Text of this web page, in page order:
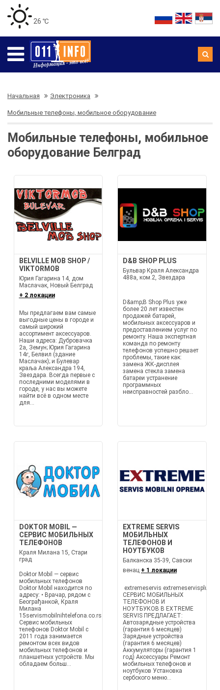
26 ℃
Начальная Электроника
Мобильные телефоны, мобильное оборудование
Мобильные телефоны, мобильное
оборудование Белград
BELVILLE MOB SHOP /
VIKTORMOB
Юрия Гагарина 14, дом
Маслачак, Новый Белград
+ 2 локации
Мы предлагаем вам самые
выгодные цены в городе и
самый широкий
ассортимент аксессуаров.
Наши адреса: Дубровачка
2а, Земун; Юрия Гагарина
14г, Белвил (здание
Маслачак); и Булевар
краља Александра 194,
Звездара. Всегда первые с
последними моделями в
городе, у нас вы можете
найти всё в одном месте
для...
D&B SHOP PLUS
Бульвар Краля Александра
488а, ком.2, Звездара
D&amp;B Shop Plus уже
более 20 лет известен
продажей батарей,
мобильных аксессуаров и
предоставлением услуг по
ремонту. Наша экспертная
команда по ремонту
телефонов успешно решает
проблемы, такие как:
замена ЖК-дисплея
замена стекла замена
батареи устранение
программных
неисправностей разбло...
DOKTOR MOBIL —
СЕРВИС МОБИЛЬНЫХ
ТЕЛЕФОНОВ
Краля Милана 15, Стари
град
Doktor Mobil — сервис
мобильных телефонов
Doktor Mobil находится по
адресу: • Врачар, рядом с
Београђанкой, Краля
Милана
15servismobilnihtelefona.co.rs
Сервис мобильных
телефонов Doktor Mobil с
2011 года занимается
ремонтом всех видов
мобильных телефонов и
планшетных устройств. Мы
обладаем больш...
EXTREME SERVIS
МОБИЛЬНЫХ
ТЕЛЕФОНОВ И
НОУТБУКОВ
Балканска 35-39, Савски
венац + 1 локации
extremeservis extremeservisplus
СЕРВИС МОБИЛЬНЫХ
ТЕЛЕФОНОВ И
НОУТБУКОВ В EXTREME
SERVIS ПРЕДЛАГАЕТ:
Автозарядные устройства
(гарантия 6 месяцев)
Зарядные устройства
(гарантия 6 месяцев)
Аккумуляторы (гарантия 1
год) Аксессуары Ремонт
мобильных телефонов и
ноутбуков Установка
сербского меню...